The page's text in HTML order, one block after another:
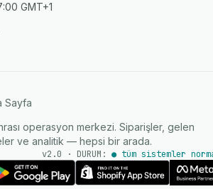
GMT+1
Sayfa
operasyon merkezi. Siparişler, gelen
ve analitik — hepsi bir arada.
v2.0 · DURUM: ● tüm sistemler